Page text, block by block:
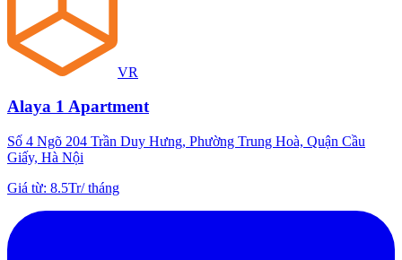
VR
Alaya 1 Apartment
Số 4 Ngõ 204 Trần Duy Hưng, Phường Trung Hoà, Quận Cầu
Giấy, Hà Nội
Giá từ: 8.5Tr/tháng